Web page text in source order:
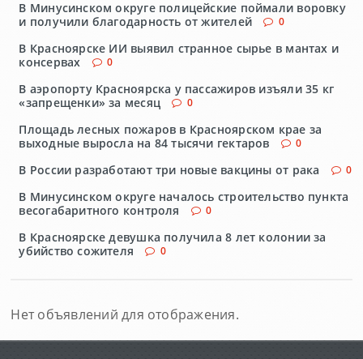
В Минусинском округе полицейские поймали воровку
и получили благодарность от жителей
0
В Красноярске ИИ выявил странное сырье в мантах и
консервах
0
В аэропорту Красноярска у пассажиров изъяли 35 кг
«запрещенки» за месяц
0
Площадь лесных пожаров в Красноярском крае за
выходные выросла на 84 тысячи гектаров
0
В России разработают три новые вакцины от рака 0
В Минусинском округе началось строительство пункта
весогабаритного контроля
0
В Красноярске девушка получила 8 лет колонии за
убийство сожителя
0
Нет объявлений для отображения.